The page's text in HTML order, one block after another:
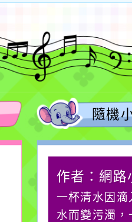
隨機
你對
作者：網路
一杯清水因滴
水而變污濁，